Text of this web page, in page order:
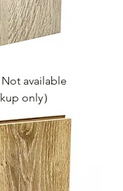
available
only）